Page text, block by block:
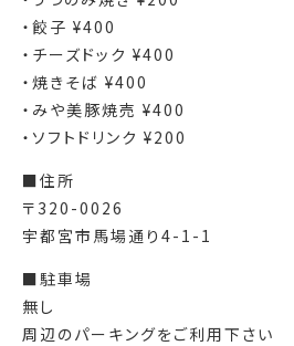
・餃子 ¥400
・チーズドック ¥400
・焼きそば ¥400
・みや美豚焼売 ¥400
・ソフトドリンク ¥200
■住所
〒320-0026
宇都宮市馬場通り4-1-1
■駐車場
無し
周辺のパーキングをご利用下さい